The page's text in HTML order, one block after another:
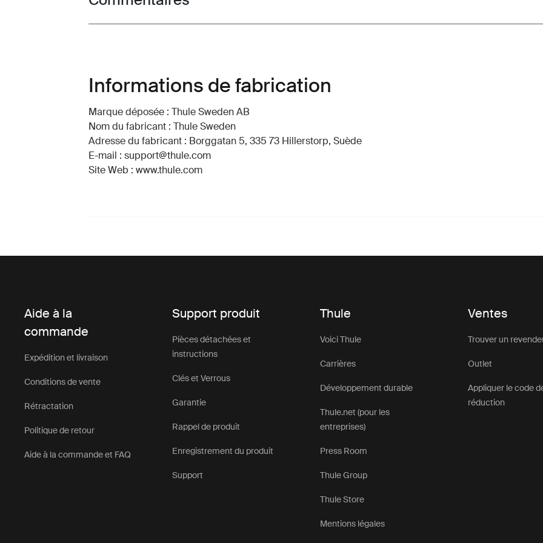
Toggle overview
Informations de fabrication
Marque déposée : Thule Sweden AB
Nom du fabricant : Thule Sweden
Adresse du fabricant : Borggatan 5, 335 73 Hillerstorp, Suède
E-mail : support@thule.com
Site Web : www.thule.com
Aide à la
commande
Expédition et livraison
Conditions de vente
Rétractation
Politique de retour
Aide à la commande et FAQ
Support produit
Pièces détachées et
instructions
Clés et Verrous
Garantie
Rappel de produit
Enregistrement du produit
Support
Thule
Voici Thule
Carrières
Développement durable
Thule.net (pour les
entreprises)
Press Room
Thule Group
Thule Store
Mentions légales
Ventes
Trouver un
Outlet
Appliquer le code
réduction